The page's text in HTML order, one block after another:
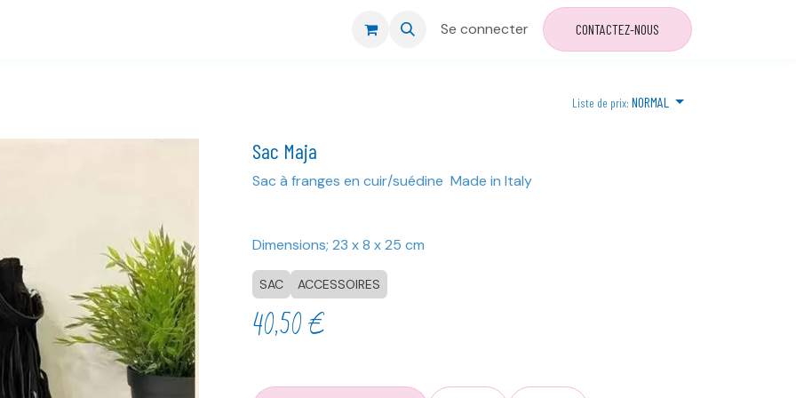
Livraison et retour Se connecter CONTACTEZ-NOUS
Liste de prix: NORMAL
Sac Maja
Sac à franges en cuir/suédine Made in Italy
Dimensions; 23 x 8 x 25 cm
SAC ACCESSOIRES
40,50€